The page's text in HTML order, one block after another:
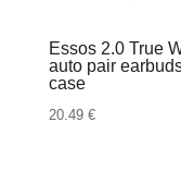
Essos 2.0 True
auto pair
case
20.49 €